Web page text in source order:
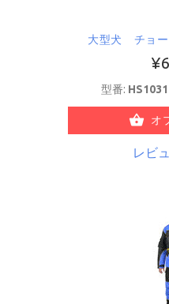
大型犬 チョ
型番:
オ
レビ